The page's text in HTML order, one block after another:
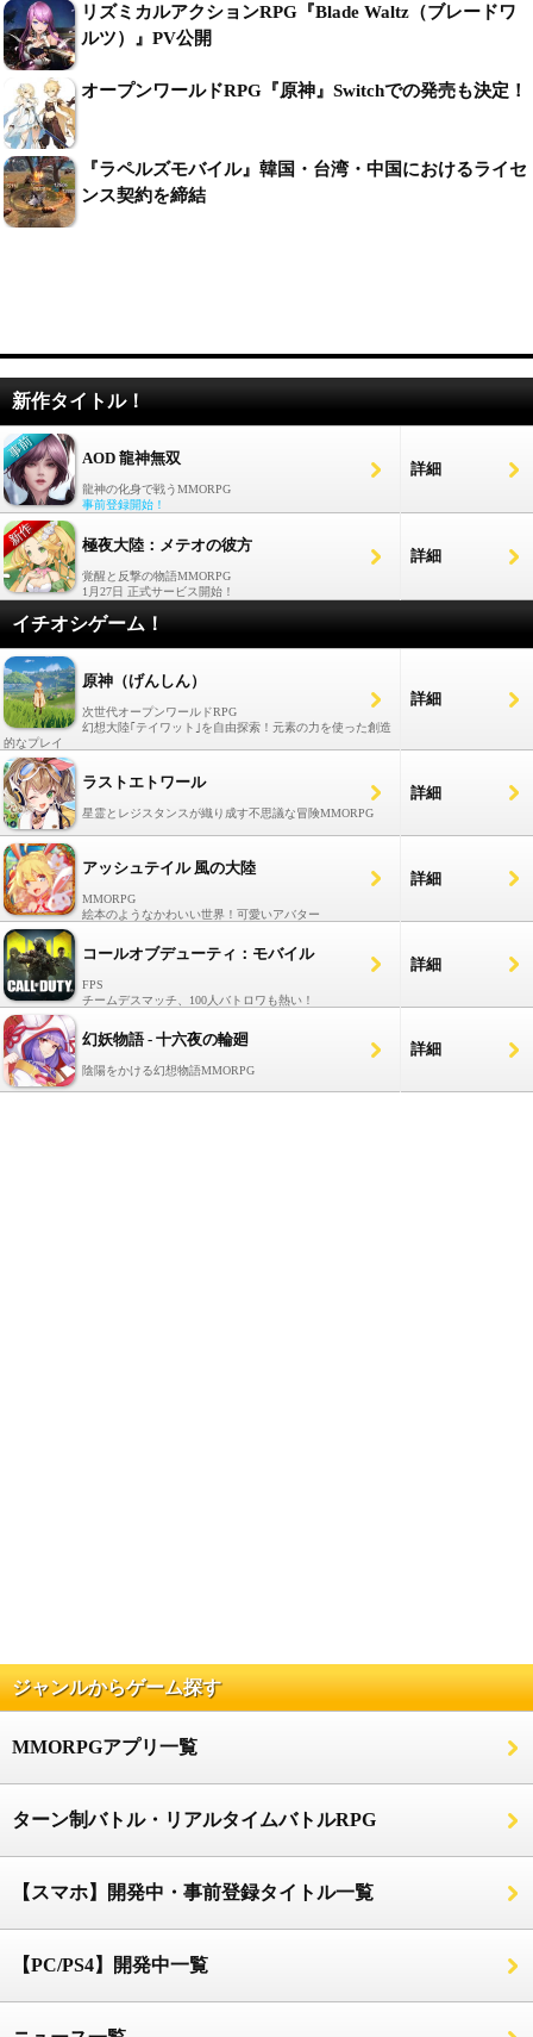
リズミカルアクションRPG『Blade Waltz（ブレードワ
ルツ）』PV公開
オープンワールドRPG『原神』Switchでの発売も決定！
『ラペルズモバイル』韓国・台湾・中国におけるライセ
ンス契約を締結
新作タイトル！
AOD 龍神無双
龍神の化身で戦うMMORPG
事前登録開始！
詳細
極夜大陸：メテオの彼方
覚醒と反撃の物語MMORPG
1月27日 正式サービス開始！
詳細
イチオシゲーム！
原神（げんしん）
次世代オープンワールドRPG
幻想大陸｢テイワット｣を自由探索！元素の力を使った創造
的なプレイ
詳細
ラストエトワール
星霊とレジスタンスが織り成す不思議な冒険MMORPG
詳細
アッシュテイル 風の大陸
MMORPG
絵本のようなかわいい世界！可愛いアバター
詳細
コールオブデューティ：モバイル
FPS
チームデスマッチ、100人バトロワも熱い！
詳細
幻妖物語 - 十六夜の輪廻
陰陽をかける幻想物語MMORPG
詳細
ジャンルからゲーム探す
MMORPGアプリ一覧
ターン制バトル・リアルタイムバトルRPG
【スマホ】開発中・事前登録タイトル一覧
【PC/PS4】開発中一覧